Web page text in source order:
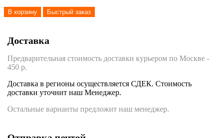
В корзину Быстрый заказ
Доставка
Предварительная стоимость доставки курьером по Москве -
450 р.
Доставка в регионы осуществляется СДЕК. Стоимость
доставки уточнит наш Менеджер.
Остальные варианты предложит наш менеджер.